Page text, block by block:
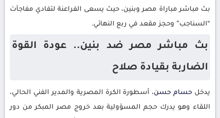
بث مباشر مباراة مصر وبنين، حيث يسعى الفراعنة لتفادي مفاجآت
“السناجب” وحجز مقعد في ربع النهائي.
بث مباشر مصر ضد بنين.. عودة القوة
الضاربة بقيادة صلاح
يدخل حسام حسن، أسطورة الكرة المصرية والمدير الفني الحالي،
اللقاء وهو يدرك حجم المسؤولية بعد خروج مصر المبكر من دور